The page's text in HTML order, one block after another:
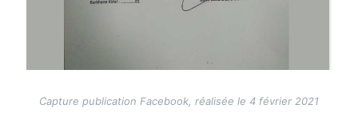
Capture publication Facebook, réalisée le 4 février 2021